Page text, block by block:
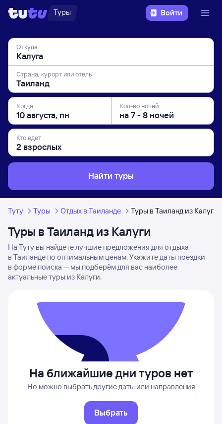
Туры Войти
Откуда
Страна, курорт или отель
Когда Кол-во ночей
Кто едет
Найти туры
Туту Туры Отдых в Таиланде Туры в Таиланд из Калуги
Туры в Таиланд из Калуги
На Туту вы найдете лучшие предложения для отдыха
в Таиланде по оптимальным ценам. Укажите даты поездки
в форме поиска — мы подберём для вас наиболее
актуальные туры из Калуги.
На ближайшие дни туров нет
Но можно выбрать другие даты или направления
Выбрать